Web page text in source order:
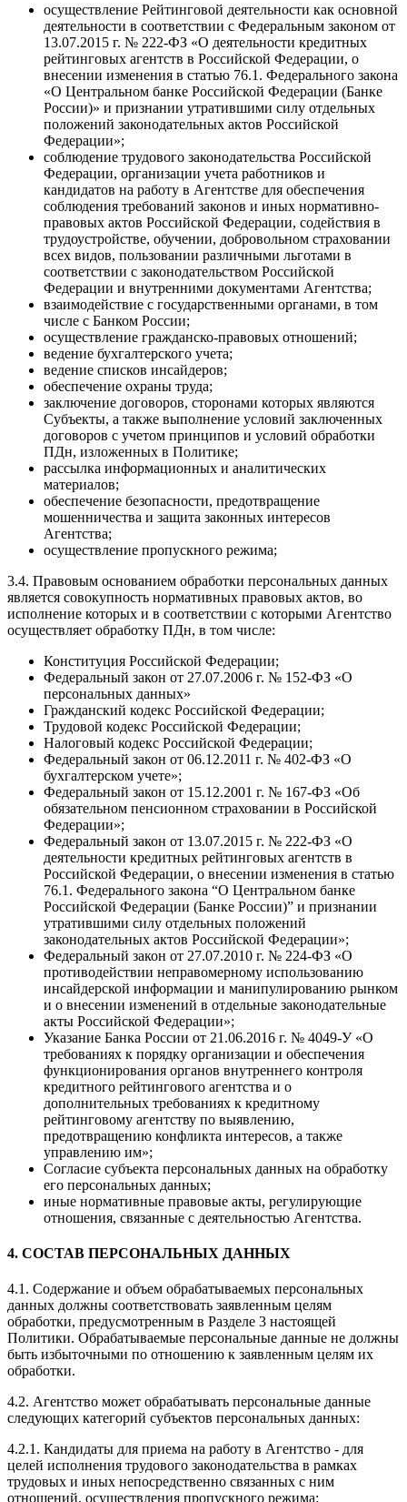
осуществление Рейтинговой деятельности как основной
деятельности в соответствии с Федеральным законом от
13.07.2015 г. № 222-ФЗ «О деятельности кредитных
рейтинговых агентств в Российской Федерации, о
внесении изменения в статью 76.1. Федерального закона
«О Центральном банке Российской Федерации (Банке
России)» и признании утратившими силу отдельных
положений законодательных актов Российской
Федерации»;
соблюдение трудового законодательства Российской
Федерации, организации учета работников и
кандидатов на работу в Агентстве для обеспечения
соблюдения требований законов и иных нормативно-
правовых актов Российской Федерации, содействия в
трудоустройстве, обучении, добровольном страховании
всех видов, пользовании различными льготами в
соответствии с законодательством Российской
Федерации и внутренними документами Агентства;
взаимодействие с государственными органами, в том
числе с Банком России;
осуществление гражданско-правовых отношений;
ведение бухгалтерского учета;
ведение списков инсайдеров;
обеспечение охраны труда;
заключение договоров, сторонами которых являются
Субъекты, а также выполнение условий заключенных
договоров с учетом принципов и условий обработки
ПДн, изложенных в Политике;
рассылка информационных и аналитических
материалов;
обеспечение безопасности, предотвращение
мошенничества и защита законных интересов
Агентства;
осуществление пропускного режима;
3.4. Правовым основанием обработки персональных данных
является совокупность нормативных правовых актов, во
исполнение которых и в соответствии с которыми Агентство
осуществляет обработку ПДн, в том числе:
Конституция Российской Федерации;
Федеральный закон от 27.07.2006 г. № 152-ФЗ «О
персональных данных»
Гражданский кодекс Российской Федерации;
Трудовой кодекс Российской Федерации;
Налоговый кодекс Российской Федерации;
Федеральный закон от 06.12.2011 г. № 402-ФЗ «О
бухгалтерском учете»;
Федеральный закон от 15.12.2001 г. № 167-ФЗ «Об
обязательном пенсионном страховании в Российской
Федерации»;
Федеральный закон от 13.07.2015 г. № 222-ФЗ «О
деятельности кредитных рейтинговых агентств в
Российской Федерации, о внесении изменения в статью
76.1. Федерального закона “О Центральном банке
Российской Федерации (Банке России)” и признании
утратившими силу отдельных положений
законодательных актов Российской Федерации»;
Федеральный закон от 27.07.2010 г. № 224-ФЗ «О
противодействии неправомерному использованию
инсайдерской информации и манипулированию рынком
и о внесении изменений в отдельные законодательные
акты Российской Федерации»;
Указание Банка России от 21.06.2016 г. № 4049-У «О
требованиях к порядку организации и обеспечения
функционирования органов внутреннего контроля
кредитного рейтингового агентства и о
дополнительных требованиях к кредитному
рейтинговому агентству по выявлению,
предотвращению конфликта интересов, а также
управлению им»;
Согласие субъекта персональных данных на обработку
его персональных данных;
иные нормативные правовые акты, регулирующие
отношения, связанные с деятельностью Агентства.
4. СОСТАВ ПЕРСОНАЛЬНЫХ ДАННЫХ
4.1. Содержание и объем обрабатываемых персональных
данных должны соответствовать заявленным целям
обработки, предусмотренным в Разделе 3 настоящей
Политики. Обрабатываемые персональные данные не должны
быть избыточными по отношению к заявленным целям их
обработки.
4.2. Агентство может обрабатывать персональные данные
следующих категорий субъектов персональных данных:
4.2.1. Кандидаты для приема на работу в Агентство - для
целей исполнения трудового законодательства в рамках
трудовых и иных непосредственно связанных с ним
отношений, осуществления пропускного режима: